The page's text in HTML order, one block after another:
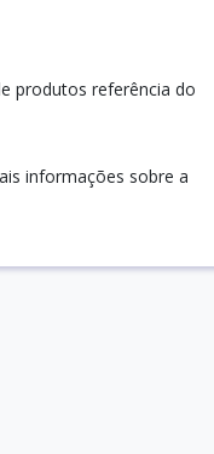
produtos referência do
informações sobre a